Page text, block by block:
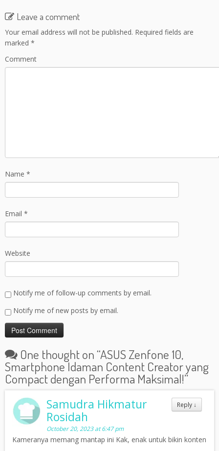
b
o
o
k
er l
Leave a comment
Your email address will not be published. Required fields are
marked *
Comment
Name *
Email *
Website
Notify me of follow-up comments by email.
Notify me of new posts by email.
One thought on “ASUS Zenfone 10,
Smartphone Idaman Content Creator yang
Compact dengan Performa Maksimal!”
Reply ↓
Samudra Hikmatur
Rosidah
October 20, 2023 at 6:47 pm
Kameranya memang mantap ini Kak, enak untuk bikin konten